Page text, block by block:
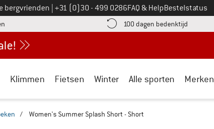
bergvrienden Bel ons op
+31 (0)30 - 499 0286FAQ & HelpBestelstatus
vind de betalingsinformatie hier! Opent in een infovak
100 dagen bedenktijd Vind
Klimmen Fietsen Winter Alle sporten Merken
/ Women's Summer Splash Short - Short